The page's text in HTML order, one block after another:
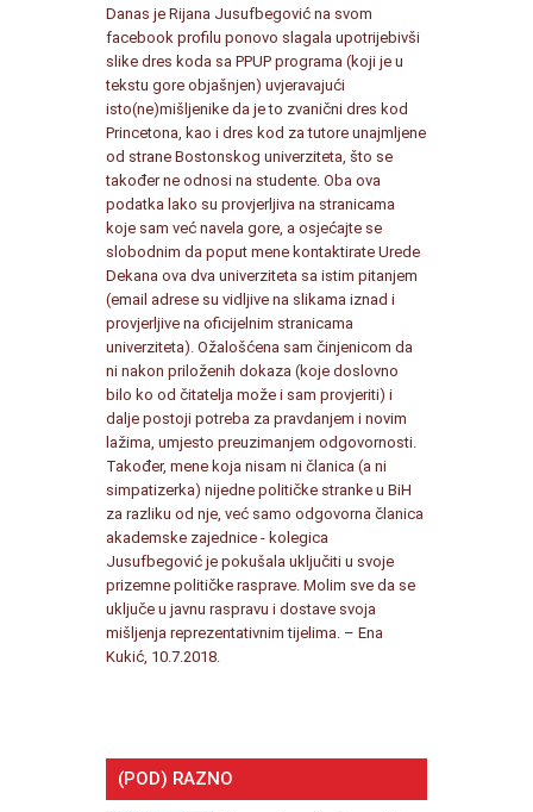
Danas je Rijana Jusufbegović na svom
facebook profilu ponovo slagala upotrijebivši
slike dres koda sa PPUP programa (koji je u
tekstu gore objašnjen) uvjeravajući
isto(ne)mišljenike da je to zvanični dres kod
Princetona, kao i dres kod za tutore unajmljene
od strane Bostonskog univerziteta, što se
također ne odnosi na studente. Oba ova
podatka lako su provjerljiva na stranicama
koje sam već navela gore, a osjećajte se
slobodnim da poput mene kontaktirate Urede
Dekana ova dva univerziteta sa istim pitanjem
(email adrese su vidljive na slikama iznad i
provjerljive na oficijelnim stranicama
univerziteta). Ožalošćena sam činjenicom da
ni nakon priloženih dokaza (koje doslovno
bilo ko od čitatelja može i sam provjeriti) i
dalje postoji potreba za pravdanjem i novim
lažima, umjesto preuzimanjem odgovornosti.
Također, mene koja nisam ni članica (a ni
simpatizerka) nijedne političke stranke u BiH
za razliku od nje, već samo odgovorna članica
akademske zajednice - kolegica
Jusufbegović je pokušala uključiti u svoje
prizemne političke rasprave. Molim sve da se
uključe u javnu raspravu i dostave svoja
mišljenja reprezentativnim tijelima. – Ena
Kukić, 10.7.2018.
(POD) RAZNO